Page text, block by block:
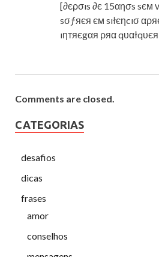
[∂єρσıs ∂є 15αησs sєм
sσƒяєя єм sıłєηcıσ
ıηтяєgαя ρяα
Comments are closed.
CATEGORIAS
desafios
dicas
frases
amor
conselhos